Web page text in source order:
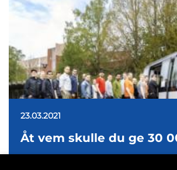
23.03.2021
Åt vem skulle du ge 30